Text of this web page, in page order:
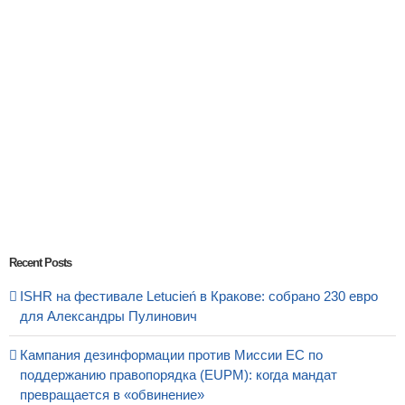
Recent Posts
ISHR на фестивале Letucień в Кракове: собрано 230 евро
для Александры Пулинович
Кампания дезинформации против Миссии ЕС по
поддержанию правопорядка (EUPM): когда мандат
превращается в «обвинение»